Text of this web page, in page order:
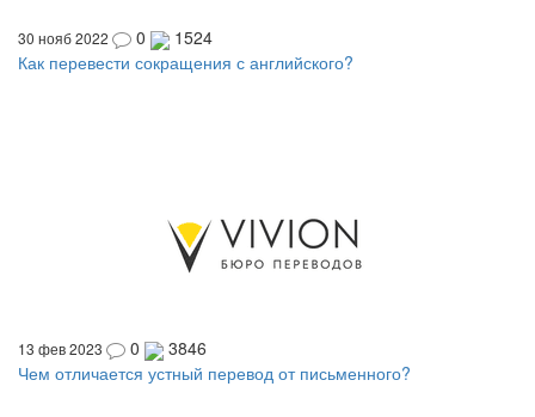
30 нояб 2022 0
1524
Как перевести сокращения с английского?
13 фев 2023 0
3846
Чем отличается устный перевод от письменного?